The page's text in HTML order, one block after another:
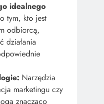
idealnego
tym, kto jest
odbiorcą,
działania
Narzędzia
marketingu czy
znacząco